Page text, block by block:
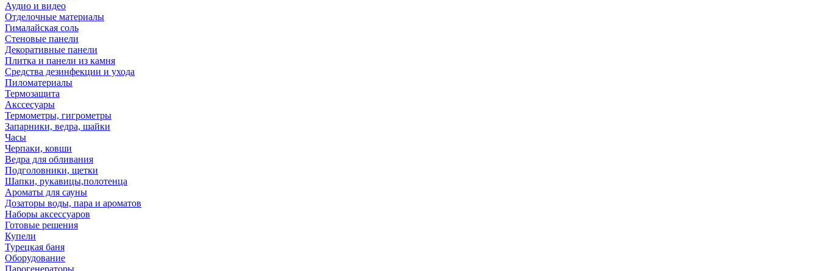
Аудио и видео
Отделочные материалы
Гималайская соль
Стеновые панели
Декоративные панели
Плитка и панели из камня
Средства дезинфекции и ухода
Пиломатериалы
Термозащита
Аксcесуары
Термометры, гигрометры
Запарники, ведра, шайки
Часы
Черпаки, ковши
Ведра для обливания
Подголовники, щетки
Шапки, рукавицы,полотенца
Ароматы для сауны
Дозаторы воды, пара и ароматов
Наборы аксессуаров
Готовые решения
Купели
Турецкая баня
Оборудование
Парогенераторы